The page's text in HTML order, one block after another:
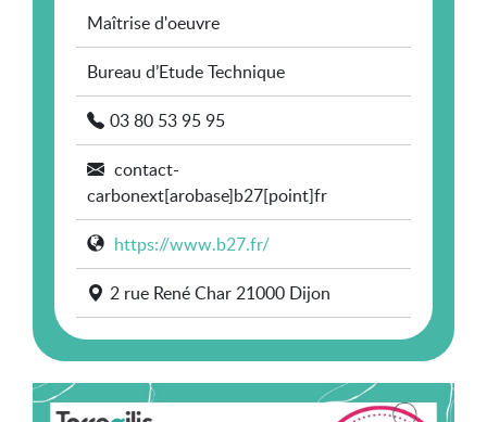
Maîtrise d'oeuvre
Bureau d’Etude Technique
03 80 53 95 95
contact-
carbonext[arobase]b27[point]fr
https://www.b27.fr/
2 rue René Char 21000 Dijon